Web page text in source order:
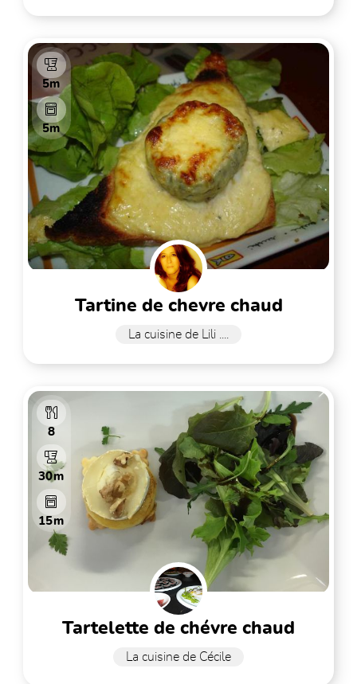
5m
5m
tartine de chevre chaud
La cuisine de Lili ....
8
30m
15m
tartelette de chévre chaud
La cuisine de Cécile